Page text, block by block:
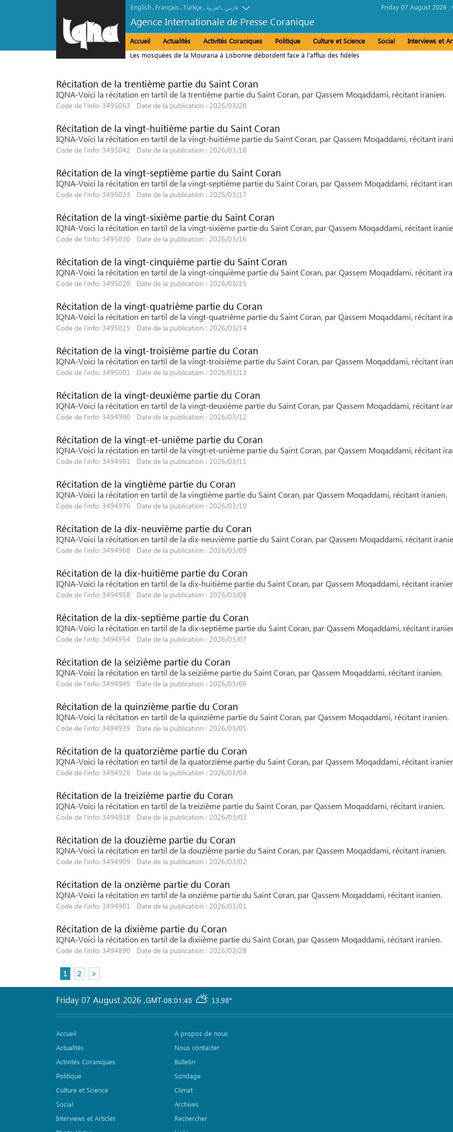
English. Français.Türkçe. العربیة.فارسی
Agence Internationale de Presse Coranique
Friday 07 August 2026 ,
Accueil Actualités Activités Coraniques Politique Culture et Science Social Interviews et
Les mosquées de la Mouraria à Lisbonne débordent face à l'afflux des fidèles
Récitation de la trentième partie du Saint Coran
IQNA-Voici la récitation en tartil de la trentième partie du Saint Coran, par Qassem Moqaddami, récitant iranien.
Code de l'info: 3495063 Date de la publication : 2026/03/20
Récitation de la vingt-huitième partie du Saint Coran
IQNA-Voici la récitation en tartil de la vingt-huitième partie du Saint Coran, par Qassem Moqaddami, récitant
Code de l'info: 3495042 Date de la publication : 2026/03/18
Récitation de la vingt-septième partie du Saint Coran
IQNA-Voici la récitation en tartil de la vingt-septième partie du Saint Coran, par Qassem Moqaddami, récitant
Code de l'info: 3495033 Date de la publication : 2026/03/17
Récitation de la vingt-sixième partie du Saint Coran
IQNA-Voici la récitation en tartil de la vingt-sixième partie du Saint Coran, par Qassem Moqaddami, récitant
Code de l'info: 3495030 Date de la publication : 2026/03/16
Récitation de la vingt-cinquième partie du Saint Coran
IQNA-Voici la récitation en tartil de la vingt-cinquième partie du Saint Coran, par Qassem Moqaddami, récitant
Code de l'info: 3495020 Date de la publication : 2026/03/15
Récitation de la vingt-quatrième partie du Coran
IQNA-Voici la récitation en tartil de la vingt-quatrième partie du Saint Coran, par Qassem Moqaddami, récitant
Code de l'info: 3495015 Date de la publication : 2026/03/14
Récitation de la vingt-troisième partie du Coran
IQNA-Voici la récitation en tartil de la vingt-troisième partie du Saint Coran, par Qassem Moqaddami, récitant
Code de l'info: 3495001 Date de la publication : 2026/03/13
Récitation de la vingt-deuxième partie du Coran
IQNA-Voici la récitation en tartil de la vingt-deuxième partie du Saint Coran, par Qassem Moqaddami, récitant
Code de l'info: 3494990 Date de la publication : 2026/03/12
Récitation de la vingt-et-unième partie du Coran
IQNA-Voici la récitation en tartil de la vingt-et-unième partie du Saint Coran, par Qassem Moqaddami, récitant
Code de l'info: 3494981 Date de la publication : 2026/03/11
Récitation de la vingtième partie du Coran
IQNA-Voici la récitation en tartil de la vingtième partie du Saint Coran, par Qassem Moqaddami, récitant iranien.
Code de l'info: 3494976 Date de la publication : 2026/03/10
Récitation de la dix-neuvième partie du Coran
IQNA-Voici la récitation en tartil de la dix-neuvième partie du Saint Coran, par Qassem Moqaddami, récitant
Code de l'info: 3494968 Date de la publication : 2026/03/09
Récitation de la dix-huitième partie du Coran
IQNA-Voici la récitation en tartil de la dix-huitième partie du Saint Coran, par Qassem Moqaddami, récitant
Code de l'info: 3494958 Date de la publication : 2026/03/08
Récitation de la dix-septième partie du Coran
IQNA-Voici la récitation en tartil de la dix-septième partie du Saint Coran, par Qassem Moqaddami, récitant
Code de l'info: 3494954 Date de la publication : 2026/03/07
Récitation de la seizième partie du Coran
IQNA-Voici la récitation en tartil de la seizième partie du Saint Coran, par Qassem Moqaddami, récitant iranien.
Code de l'info: 3494945 Date de la publication : 2026/03/06
Récitation de la quinzième partie du Coran
IQNA-Voici la récitation en tartil de la quinzième partie du Saint Coran, par Qassem Moqaddami, récitant iranien.
Code de l'info: 3494939 Date de la publication : 2026/03/05
Récitation de la quatorzième partie du Coran
IQNA-Voici la récitation en tartil de la quatorzième partie du Saint Coran, par Qassem Moqaddami, récitant
Code de l'info: 3494926 Date de la publication : 2026/03/04
Récitation de la treizième partie du Coran
IQNA-Voici la récitation en tartil de la treizième partie du Saint Coran, par Qassem Moqaddami, récitant iranien.
Code de l'info: 3494918 Date de la publication : 2026/03/03
Récitation de la douzième partie du Coran
IQNA-Voici la récitation en tartil de la douzième partie du Saint Coran, par Qassem Moqaddami, récitant iranien.
Code de l'info: 3494909 Date de la publication : 2026/03/02
Récitation de la onzième partie du Coran
IQNA-Voici la récitation en tartil de la onzième partie du Saint Coran, par Qassem Moqaddami, récitant iranien.
Code de l'info: 3494901 Date de la publication : 2026/03/01
Récitation de la dixième partie du Coran
IQNA-Voici la récitation en tartil de la dixiième partie du Saint Coran, par Qassem Moqaddami, récitant iranien.
Code de l'info: 3494890 Date de la publication : 2026/02/28
1 2 >
GMT-08:01:45 13.98°
Friday 07 August 2026 ,
Accueil
Actualités
Activités Coraniques
Politique
Culture et Science
Social
Interviews et Articles
A propos de nous
Nous contacter
Bulletin
Sondage
Climat
Archives
Rechercher